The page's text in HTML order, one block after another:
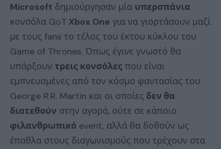
Microsoft δημιούργησαν μία υπερσπάνια
κονσόλα GoT Xbox One για να γιορτάσουν μαζί
με τους fans το τέλος του έκτου κύκλου του
Game of Thrones. Όπως έγινε γνωστό θα
υπάρξουν τρεις κονσόλες που είναι
εμπνευσμένες από τον κόσμο φαντασίας του
George R.R. Martin και οι οποίες δεν θα
διατεθούν στην αγορά, ούτε σε κάποιο
φιλανθρωπικό event, αλλά θα δοθούν ως
έπαθλα στους διαγωνισμούς που τρέχουν στα